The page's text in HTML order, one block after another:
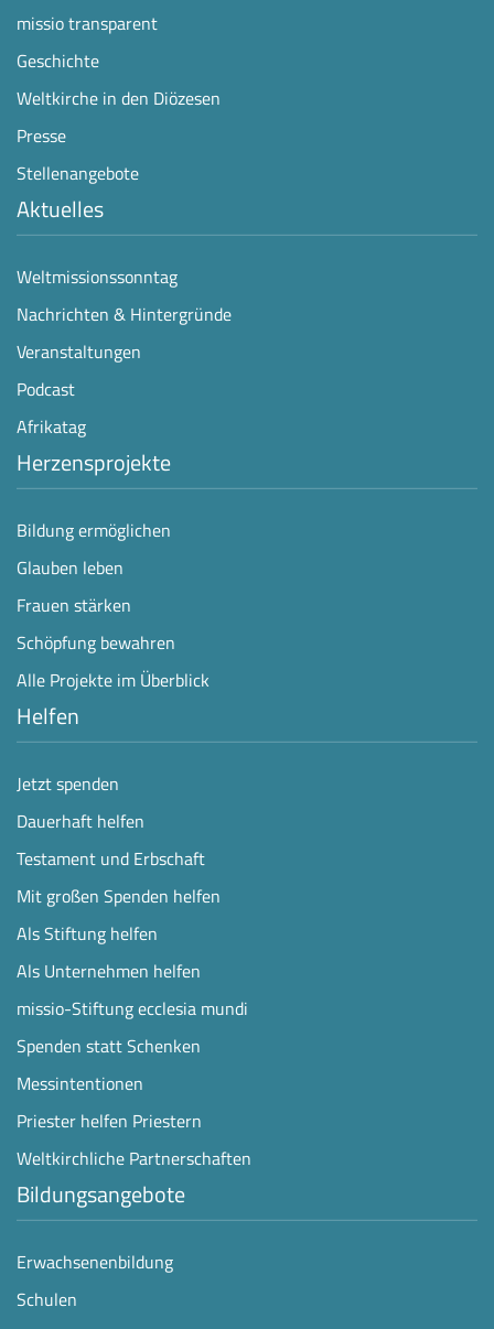
missio transparent
Geschichte
Weltkirche in den Diözesen
Presse
Stellenangebote
Aktuelles
Weltmissionssonntag
Nachrichten & Hintergründe
Veranstaltungen
Podcast
Afrikatag
Herzensprojekte
Bildung ermöglichen
Glauben leben
Frauen stärken
Schöpfung bewahren
Alle Projekte im Überblick
Helfen
Jetzt spenden
Dauerhaft helfen
Testament und Erbschaft
Mit großen Spenden helfen
Als Stiftung helfen
Als Unternehmen helfen
missio-Stiftung ecclesia mundi
Spenden statt Schenken
Messintentionen
Priester helfen Priestern
Weltkirchliche Partnerschaften
Bildungsangebote
Erwachsenenbildung
Schulen